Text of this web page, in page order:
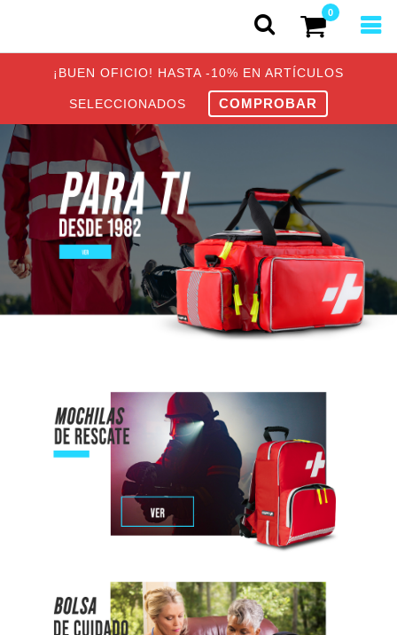
¡BUEN OFICIO! HASTA -10% EN ARTÍCULOS
SELECCIONADOS COMPROBAR
0